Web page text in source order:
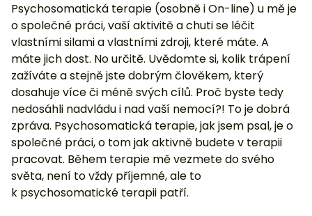
Psychosomatická terapie (osobně i On-line) u mě je
o společné práci, vaší aktivitě a chuti se léčit
vlastními silami a vlastními zdroji, které máte. A
máte jich dost. No určitě. Uvědomte si, kolik trápení
zažíváte a stejně jste dobrým člověkem, který
dosahuje více či méně svých cílů. Proč byste tedy
nedosáhli nadvládu i nad vaší nemocí?! To je dobrá
zpráva. Psychosomatická terapie, jak jsem psal, je o
společné práci, o tom jak aktivně budete v terapii
pracovat. Během terapie mě vezmete do svého
světa, není to vždy příjemné, ale to
k psychosomatické terapii patří.